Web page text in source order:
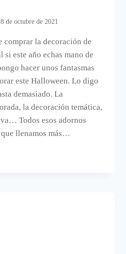
de octubre de 2021
comprar la decoración de
si este año echas mano de
hacer unos fantasmas
este Halloween. Lo digo
demasiado. La
la decoración temática,
Todos esos adornos
llenamos más…